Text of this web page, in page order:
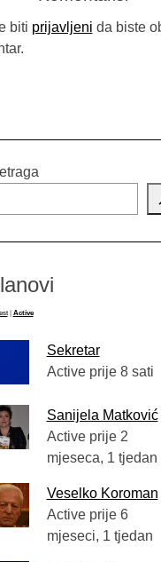
biti prijavljeni da biste
Active
Sekretar
Active prije 8 sati
Sanijela Matković
Active prije 2
mjeseca, 1 tjedan
Veselko Koroman
Active prije 6
mjeseci, 1 tjedan